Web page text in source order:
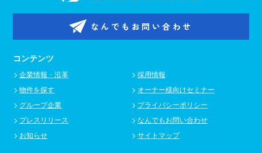
なんでもお問い合わせ
コンテンツ
企業情報・沿革
物件を探す
グループ企業
プレスリリース
お知らせ
採用情報
オーナー様向けセミナー
プライバシーポリシー
なんでもお問い合わせ
サイトマップ